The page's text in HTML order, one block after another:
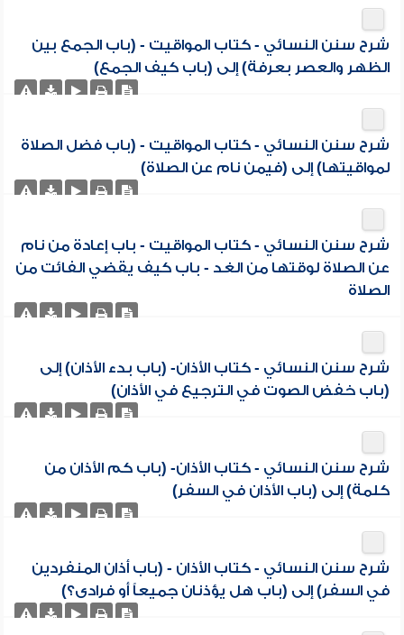
شرح سنن النسائي - كتاب المواقيت - (باب الجمع بين
الظهر والعصر بعرفة) إلى (باب كيف الجمع)
شرح سنن النسائي - كتاب المواقيت - (باب فضل الصلاة
لمواقيتها) إلى (فيمن نام عن الصلاة)
شرح سنن النسائي - كتاب المواقيت - باب إعادة من نام
عن الصلاة لوقتها من الغد - باب كيف يقضي الفائت من
الصلاة
شرح سنن النسائي - كتاب الأذان- (باب بدء الأذان) إلى
(باب خفض الصوت في الترجيع في الأذان)
شرح سنن النسائي - كتاب الأذان- (باب كم الأذان من
كلمة) إلى (باب الأذان في السفر)
شرح سنن النسائي - كتاب الأذان - (باب أذان المنفردين
في السفر) إلى (باب هل يؤذنان جميعاً أو فرادى؟)